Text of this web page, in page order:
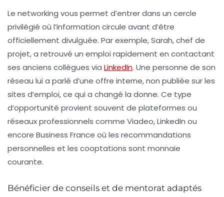
Le networking vous permet d’entrer dans un cercle
privilégié où l’information circule avant d’être
officiellement divulguée. Par exemple, Sarah, chef de
projet, a retrouvé un emploi rapidement en contactant
ses anciens collègues via LinkedIn. Une personne de son
réseau lui a parlé d’une offre interne, non publiée sur les
sites d’emploi, ce qui a changé la donne. Ce type
d’opportunité provient souvent de plateformes ou
réseaux professionnels comme Viadeo, LinkedIn ou
encore Business France où les recommandations
personnelles et les cooptations sont monnaie
courante.
Bénéficier de conseils et de mentorat adaptés